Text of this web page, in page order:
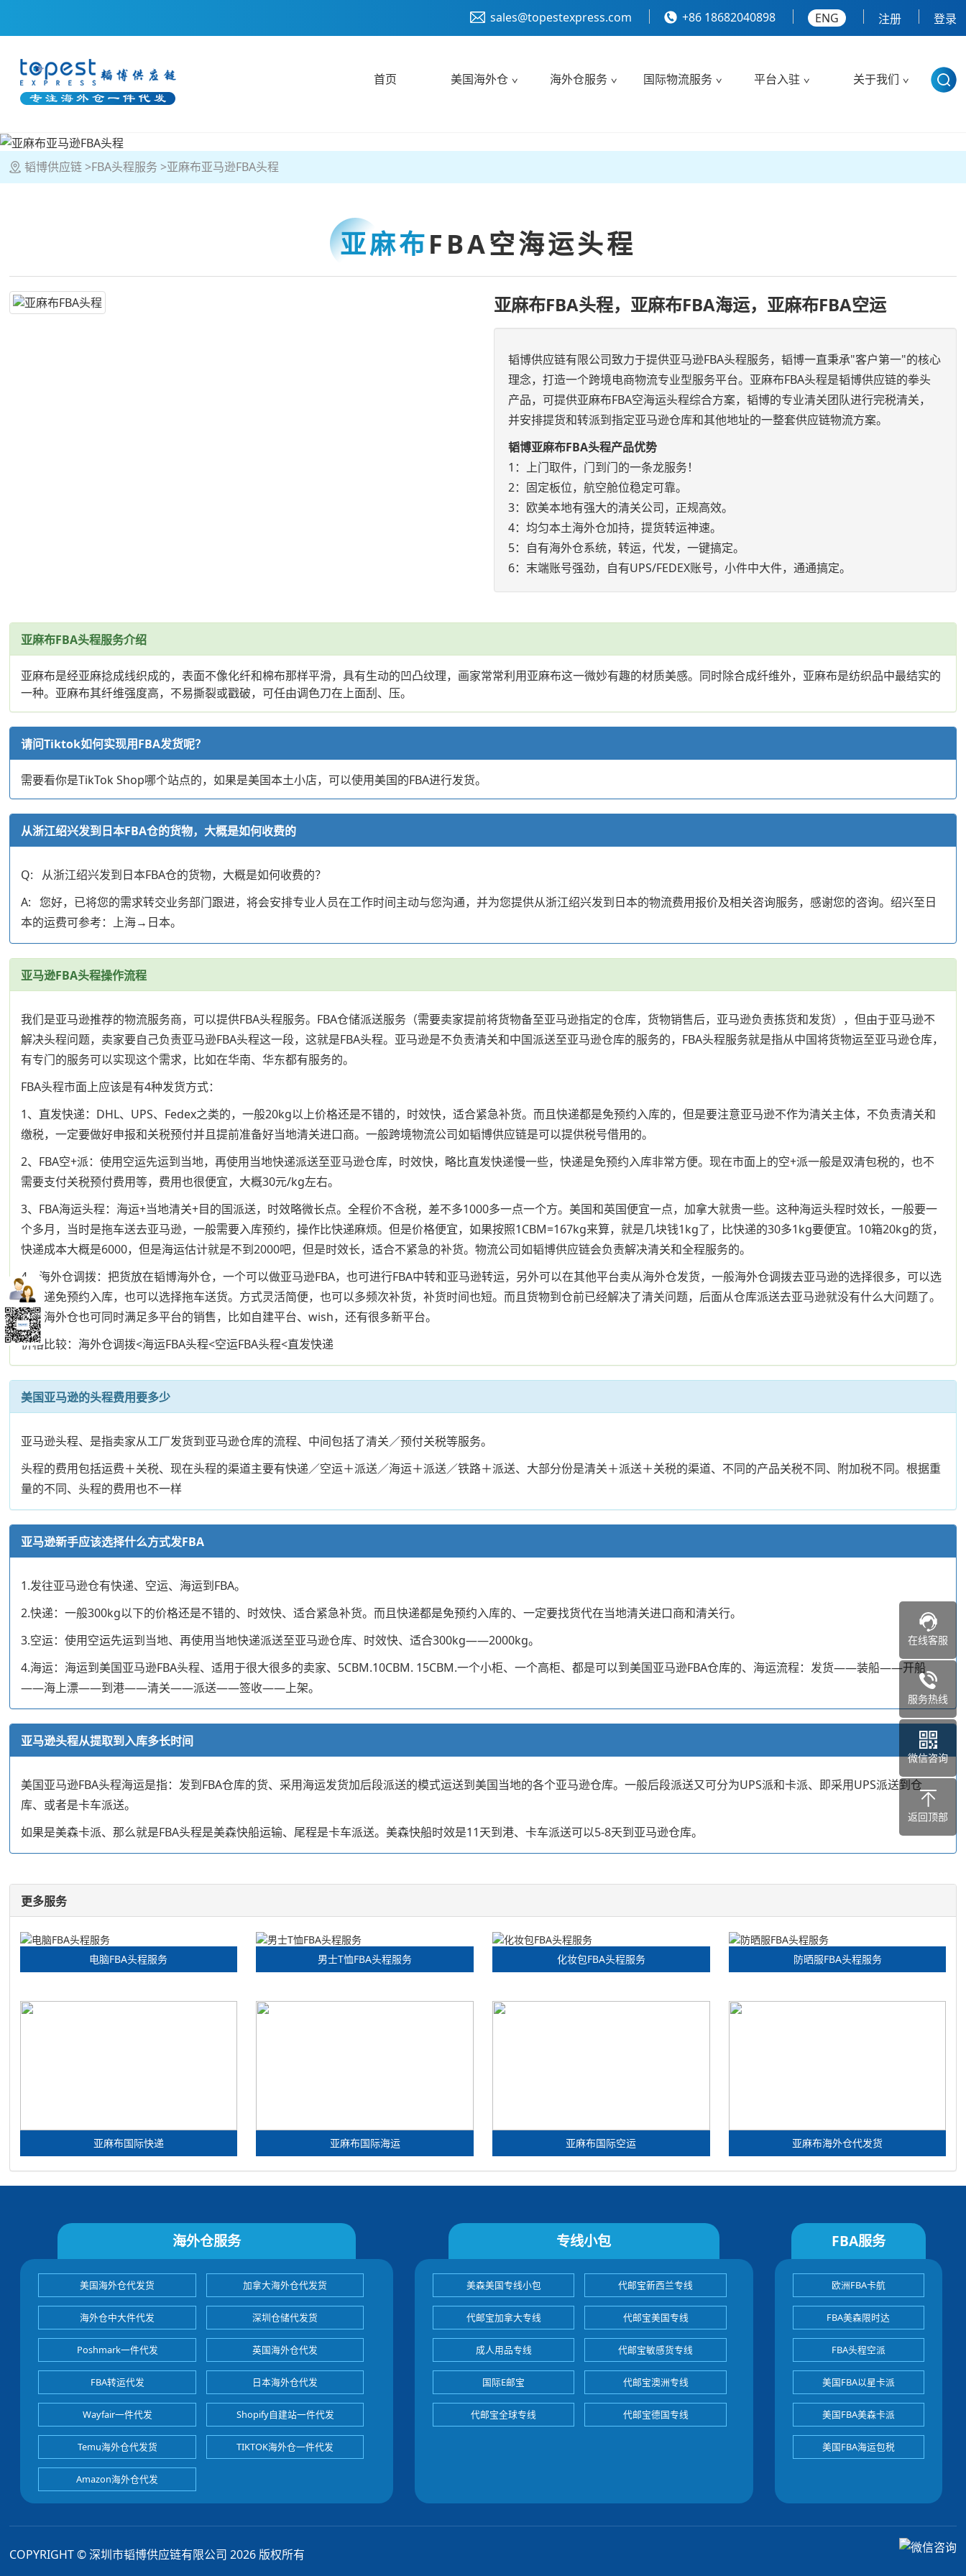
sales@topestexpress.com +86 18682040898 ENG 注册 登录
首页 美国海外仓 海外仓服务 国际物流服务 平台入驻 关于我们
韬博供应链 FBA头程服务 亚麻布亚马逊FBA头程
亚麻布FBA空海运头程
亚麻布FBA头程，亚麻布FBA海运，亚麻布FBA空运
韬博供应链有限公司致力于提供亚马逊FBA头程服务，韬博一直秉承"客户第一"的核心
理念，打造一个跨境电商物流专业型服务平台。亚麻布FBA头程是韬博供应链的拳头
产品，可提供亚麻布FBA空海运头程综合方案，韬博的专业清关团队进行完税清关，
并安排提货和转派到指定亚马逊仓库和其他地址的一整套供应链物流方案。
韬博亚麻布FBA头程产品优势
1：上门取件，门到门的一条龙服务！
2：固定板位，航空舱位稳定可靠。
3：欧美本地有强大的清关公司，正规高效。
4：均匀本土海外仓加持，提货转运神速。
5：自有海外仓系统，转运，代发，一键搞定。
6：末端账号强劲，自有UPS/FEDEX账号，小件中大件，通通搞定。
亚麻布FBA头程服务介绍
亚麻布是经亚麻捻成线织成的，表面不像化纤和棉布那样平滑，具有生动的凹凸纹理，画家常常利用亚麻布这一微妙有趣的材质美感。同时除合成纤维外，亚麻布是纺织品中最结实的
一种。亚麻布其纤维强度高，不易撕裂或戳破，可任由调色刀在上面刮、压。
请问Tiktok如何实现用FBA发货呢？
需要看你是TikTok Shop哪个站点的，如果是美国本土小店，可以使用美国的FBA进行发货。
从浙江绍兴发到日本FBA仓的货物，大概是如何收费的
Q: 从浙江绍兴发到日本FBA仓的货物，大概是如何收费的？
A: 您好，已将您的需求转交业务部门跟进，将会安排专业人员在工作时间主动与您沟通，并为您提供从浙江绍兴发到日本的物流费用报价及相关咨询服务，感谢您的咨询。绍兴至日
本的运费可参考：上海→日本。
亚马逊FBA头程操作流程
我们是亚马逊推荐的物流服务商，可以提供FBA头程服务。FBA仓储派送服务（需要卖家提前将货物备至亚马逊指定的仓库，货物销售后，亚马逊负责拣货和发货），但由于亚马逊不
解决头程问题，卖家要自己负责亚马逊FBA头程这一段，这就是FBA头程。亚马逊是不负责清关和中国派送至亚马逊仓库的服务的，FBA头程服务就是指从中国将货物运至亚马逊仓库，
有专门的服务可以实现这个需求，比如在华南、华东都有服务的。
FBA头程市面上应该是有4种发货方式：
1、直发快递：DHL、UPS、Fedex之类的，一般20kg以上价格还是不错的，时效快，适合紧急补货。而且快递都是免预约入库的，但是要注意亚马逊不作为清关主体，不负责清关和
缴税，一定要做好申报和关税预付并且提前准备好当地清关进口商。一般跨境物流公司如韬博供应链是可以提供税号借用的。
2、FBA空+派：使用空运先运到当地，再使用当地快递派送至亚马逊仓库，时效快，略比直发快递慢一些，快递是免预约入库非常方便。现在市面上的空+派一般是双清包税的，也不
需要支付关税预付费用等，费用也很便宜，大概30元/kg左右。
3、FBA海运头程：海运+当地清关+目的国派送，时效略微长点。全程价不含税，差不多1000多一点一个方。美国和英国便宜一点，加拿大就贵一些。这种海运头程时效长，一般要一
个多月，当时是拖车送去亚马逊，一般需要入库预约，操作比快递麻烦。但是价格便宜，如果按照1CBM=167kg来算，就是几块钱1kg了，比快递的30多1kg要便宜。10箱20kg的货，
快递成本大概是6000，但是海运估计就是不到2000吧，但是时效长，适合不紧急的补货。物流公司如韬博供应链会负责解决清关和全程服务的。
4、海外仓调拨：把货放在韬博海外仓，一个可以做亚马逊FBA，也可进行FBA中转和亚马逊转运，另外可以在其他平台卖从海外仓发货，一般海外仓调拨去亚马逊的选择很多，可以选
择快递免预约入库，也可以选择拖车送货。方式灵活简便，也可以多频次补货，补货时间也短。而且货物到仓前已经解决了清关问题，后面从仓库派送去亚马逊就没有什么大问题了。
使用海外仓也可同时满足多平台的销售，比如自建平台、wish，还有很多新平台。
价格比较：海外仓调拨<海运FBA头程<空运FBA头程<直发快递
美国亚马逊的头程费用要多少
亚马逊头程、是指卖家从工厂发货到亚马逊仓库的流程、中间包括了清关／预付关税等服务。
头程的费用包括运费＋关税、现在头程的渠道主要有快递／空运＋派送／海运＋派送／铁路＋派送、大部分份是清关＋派送＋关税的渠道、不同的产品关税不同、附加税不同。根据重
量的不同、头程的费用也不一样
亚马逊新手应该选择什么方式发FBA
1.发往亚马逊仓有快递、空运、海运到FBA。
2.快递：一般300kg以下的价格还是不错的、时效快、适合紧急补货。而且快递都是免预约入库的、一定要找货代在当地清关进口商和清关行。
3.空运：使用空运先运到当地、再使用当地快递派送至亚马逊仓库、时效快、适合300kg——2000kg。
4.海运：海运到美国亚马逊FBA头程、适用于很大很多的卖家、5CBM.10CBM. 15CBM.一个小柜、一个高柜、都是可以到美国亚马逊FBA仓库的、海运流程：发货——装船——开船
——海上漂——到港——清关——派送——签收——上架。
亚马逊头程从提取到入库多长时间
美国亚马逊FBA头程海运是指：发到FBA仓库的货、采用海运发货加后段派送的模式运送到美国当地的各个亚马逊仓库。一般后段派送又可分为UPS派和卡派、即采用UPS派送到仓
库、或者是卡车派送。
如果是美森卡派、那么就是FBA头程是美森快船运输、尾程是卡车派送。美森快船时效是11天到港、卡车派送可以5-8天到亚马逊仓库。
更多服务
电脑FBA头程服务 男士T恤FBA头程服务 化妆包FBA头程服务 防晒服FBA头程服务
亚麻布国际快递 亚麻布国际海运 亚麻布国际空运 亚麻布海外仓代发货
海外仓服务
美国海外仓代发货 加拿大海外仓代发货
海外仓中大件代发 深圳仓储代发货
Poshmark一件代发 英国海外仓代发
FBA转运代发 日本海外仓代发
Wayfair一件代发 Shopify自建站一件代发
Temu海外仓代发货 TIKTOK海外仓一件代发
Amazon海外仓代发
专线小包
美森美国专线小包 代邮宝新西兰专线
代邮宝加拿大专线 代邮宝美国专线
成人用品专线 代邮宝敏感货专线
国际E邮宝 代邮宝澳洲专线
代邮宝全球专线 代邮宝德国专线
FBA服务
欧洲FBA卡航
FBA美森限时达
FBA头程空派
美国FBA以星卡派
美国FBA美森卡派
美国FBA海运包税
COPYRIGHT © 深圳市韬博供应链有限公司 2026 版权所有
在线客服
服务热线
微信咨询
返回顶部